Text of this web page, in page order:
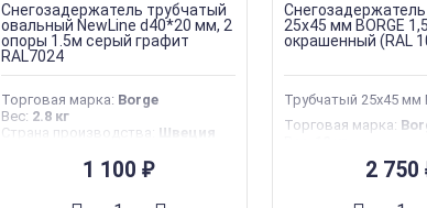
Снегозадержатель трубчатый
овальный NewLine d40*20 мм, 2
опоры 1.5м серый графит
RAL7024
Торговая марка: Borge
Вес: 2.8 кг
Страна производства : Швеция
1 100₽
25х45 мм BORGE
окрашенный (RAL
Трубчатый 25х45 мм
Торговая марка:
Страна
2 750